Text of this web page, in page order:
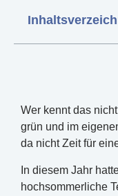
Wer kennt das
grün und im
da nicht Zeit für
In diesem Jahr
hochsommerliche